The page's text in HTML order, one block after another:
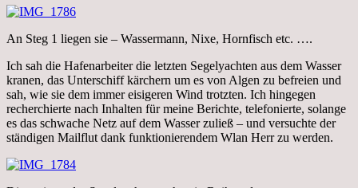
An Steg 1 liegen sie – Wassermann, Nixe, Hornfisch etc. ….
Ich sah die Hafenarbeiter die letzten Segelyachten aus dem Wasser
kranen, das Unterschiff kärchern um es von Algen zu befreien und
sah, wie sie dem immer eisigeren Wind trotzten. Ich hingegen
recherchierte nach Inhalten für meine Berichte, telefonierte, solange
es das schwache Netz auf dem Wasser zuließ – und versuchte der
ständigen Mailflut dank funktionierendem Wlan Herr zu werden.